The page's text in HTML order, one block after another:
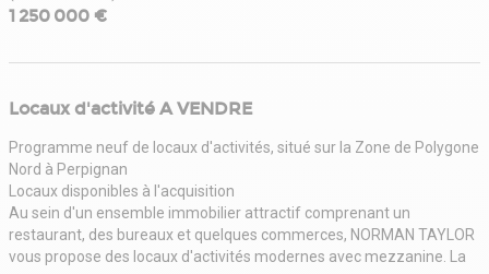
1 250 000 €
Locaux d'activité A VENDRE
Programme neuf de locaux d'activités, situé sur la Zone de Polygone
Nord à Perpignan
Locaux disponibles à l'acquisition
Au sein d'un ensemble immobilier attractif comprenant un
restaurant, des bureaux et quelques commerces, NORMAN TAYLOR
vous propose des locaux d'activités modernes avec mezzanine. La